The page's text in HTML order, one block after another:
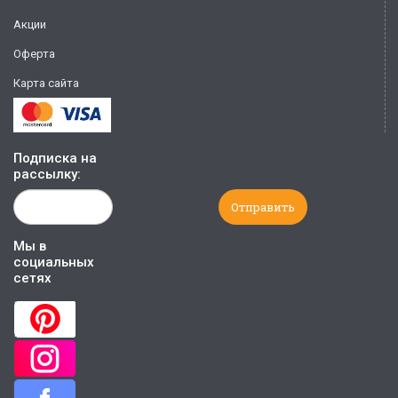
Акции
Оферта
Карта сайта
Подписка на
рассылку:
Мы в
социальных
сетях